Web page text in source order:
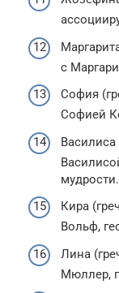
с
София
Софией
Василиса
мудрости.
Кира
Вольф,
Лина
Мюллер,